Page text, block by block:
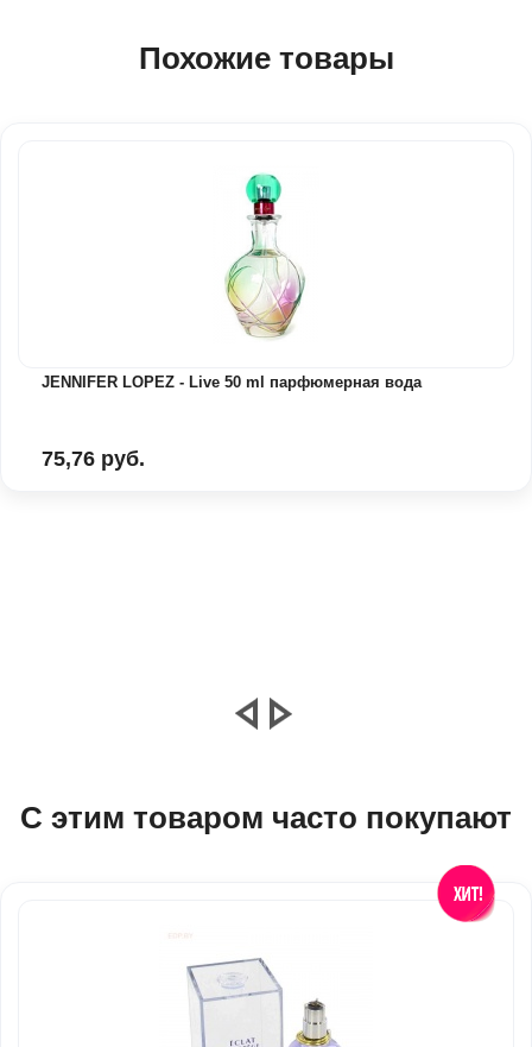
Похожие товары
JENNIFER LOPEZ - Live 50 ml парфюмерная вода
75,76 руб.
С этим товаром часто покупают